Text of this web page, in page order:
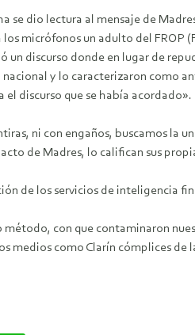
se dio lectura al mensaje de
micrófonos un adulto del FROP
un discurso donde en lugar de
y lo caracterizaron como
discurso que se había acordado».
ni con engaños, buscamos
de Madres, lo califican sus
de los servicios de inteligencia
con que contaminaron
medios como Clarín cómplices de